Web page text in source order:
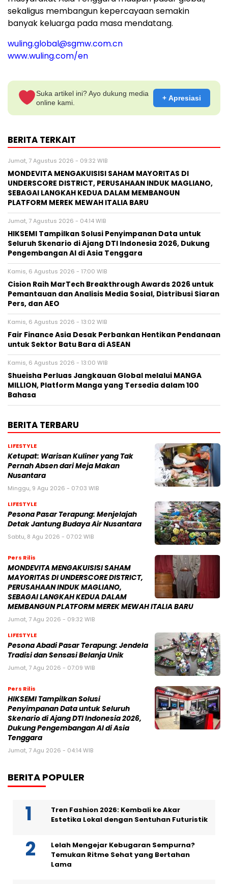
sekaligus membangun kepercayaan semakin
banyak keluarga pada masa mendatang.
wuling.global@sgmw.com.cn
www.wuling.com/en
Suka artikel ini? Ayo dukung media
online kami.
+ Apresiasi
BERITA TERKAIT
Jumat, 7 Agustus 2026 - 09:32 WIB
MONDEVITA MENGAKUISISI SAHAM MAYORITAS DI
UNDERSCORE DISTRICT, PERUSAHAAN INDUK MAGLIANO,
SEBAGAI LANGKAH KEDUA DALAM MEMBANGUN
PLATFORM MEREK MEWAH ITALIA BARU
Jumat, 7 Agustus 2026 - 04:14 WIB
HIKSEMI Tampilkan Solusi Penyimpanan Data untuk
Seluruh Skenario di Ajang DTI Indonesia 2026, Dukung
Pengembangan AI di Asia Tenggara
Kamis, 6 Agustus 2026 - 17:00 WIB
Cision Raih MarTech Breakthrough Awards 2026 untuk
Pemantauan dan Analisis Media Sosial, Distribusi Siaran
Pers, dan AEO
Kamis, 6 Agustus 2026 - 13:02 WIB
Fair Finance Asia Desak Perbankan Hentikan Pendanaan
untuk Sektor Batu Bara di ASEAN
Kamis, 6 Agustus 2026 - 13:00 WIB
Shueisha Perluas Jangkauan Global melalui MANGA
MILLION, Platform Manga yang Tersedia dalam 100
Bahasa
BERITA TERBARU
LIFESTYLE
Ketupat: Warisan Kuliner yang Tak
Pernah Absen dari Meja Makan
Nusantara
Minggu, 9 Agu 2026 - 07:03 WIB
LIFESTYLE
Pesona Pasar Terapung: Menjelajah
Detak Jantung Budaya Air Nusantara
Sabtu, 8 Agu 2026 - 07:02 WIB
Pers Rilis
MONDEVITA MENGAKUISISI SAHAM
MAYORITAS DI UNDERSCORE DISTRICT,
PERUSAHAAN INDUK MAGLIANO,
SEBAGAI LANGKAH KEDUA DALAM
MEMBANGUN PLATFORM MEREK MEWAH ITALIA BARU
Jumat, 7 Agu 2026 - 09:32 WIB
LIFESTYLE
Pesona Abadi Pasar Terapung: Jendela
Tradisi dan Sensasi Belanja Unik
Jumat, 7 Agu 2026 - 07:09 WIB
Pers Rilis
HIKSEMI Tampilkan Solusi
Penyimpanan Data untuk Seluruh
Skenario di Ajang DTI Indonesia 2026,
Dukung Pengembangan AI di Asia
Tenggara
Jumat, 7 Agu 2026 - 04:14 WIB
BERITA POPULER
Tren Fashion 2026: Kembali ke Akar
Estetika Lokal dengan Sentuhan Futuristik
Lelah Mengejar Kebugaran Sempurna?
Temukan Ritme Sehat yang Bertahan
Lama